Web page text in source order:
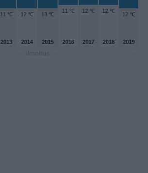
11 ℃ 12 ℃ 13 ℃
11 ℃ 12 ℃ 12 ℃
12 ℃
2013 2014 2015 2016 2017 2018 2019